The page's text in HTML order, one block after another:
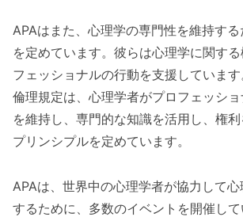
APAはまた、心理学の専門性を維持す
を定めています。彼らは心理学に関す
フェッショナルの行動を支援していま
倫理規定は、心理学者がプロフェッシ
を維持し、専門的な知識を活用し、権
プリンシプルを定めています。
APAは、世界中の心理学者が協力して
するために、多数のイベントを開催し